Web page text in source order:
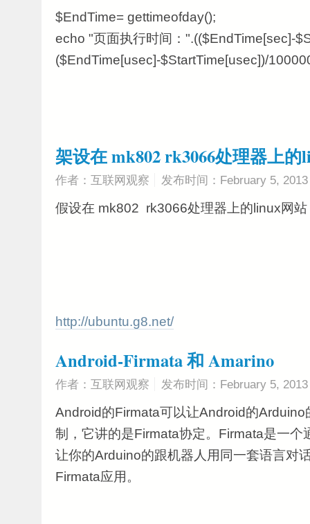
$EndTime= gettimeofday();
echo "页面执行时间：".(($EndTime[sec]-
($EndTime[usec]-$StartTime[usec])/
架设在 mk802 rk3066处理器上
作者：互联网观察 发布时间：February 5, 2013
假设在 mk802 rk3066处理器上的linux网站
http://ubuntu.g8.net/
Android-Firmata 和 Amarino
作者：互联网观察 发布时间：February 5, 2013
Android的Firmata可以让Android的Arduino
制，它讲的是Firmata协定。Firmata是一个
让你的Arduino的跟机器人用同一套语言对
Firmata应用。